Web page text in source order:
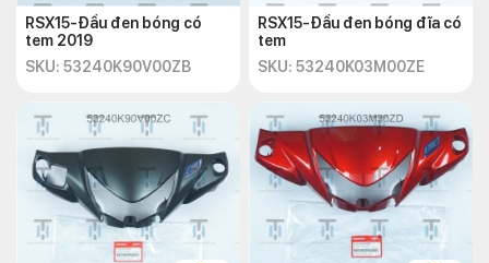
RSX15-Đầu đen bóng có
tem 2019
SKU: 53240K90V00ZB
RSX15-Đầu đen bóng đĩa có
tem
SKU: 53240K03M00ZE